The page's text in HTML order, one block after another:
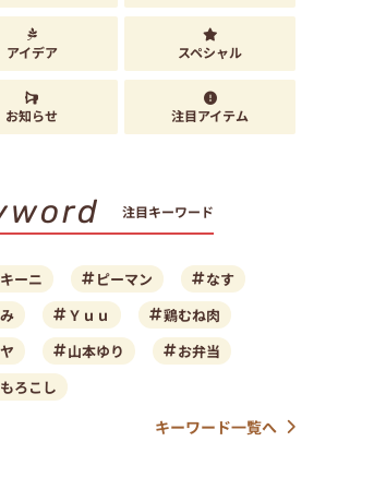
アイデア スペシャル
お知らせ 注目アイテム
注目キーワード
ーニ ピーマン
なす
Ｙｕｕ
鶏むね肉
山本ゆり
お弁当
ろこし
キーワード一覧へ